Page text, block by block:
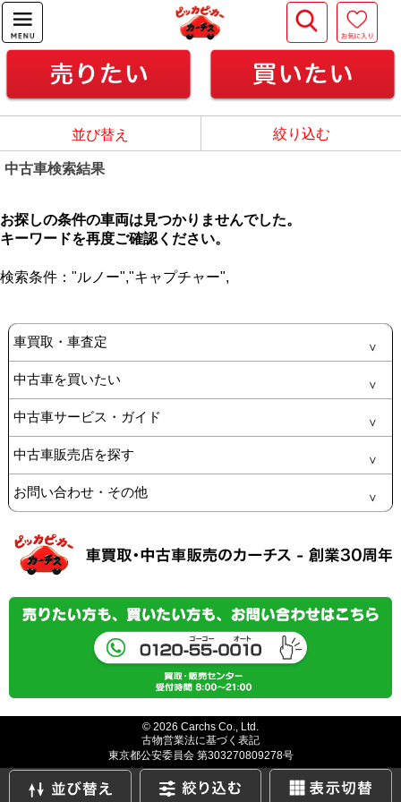
並び替え 絞り込む
中古車検索結果
お探しの条件の車両は見つかりませんでした。
キーワードを再度ご確認ください。
検索条件： "ルノー","キャプチャー",
車買取・車査定
中古車を買いたい
中古車サービス・ガイド
中古車販売店を探す
お問い合わせ・その他
© 2026 Carchs Co., Ltd.
古物営業法に基づく表記
東京都公安委員会 第303270809278号